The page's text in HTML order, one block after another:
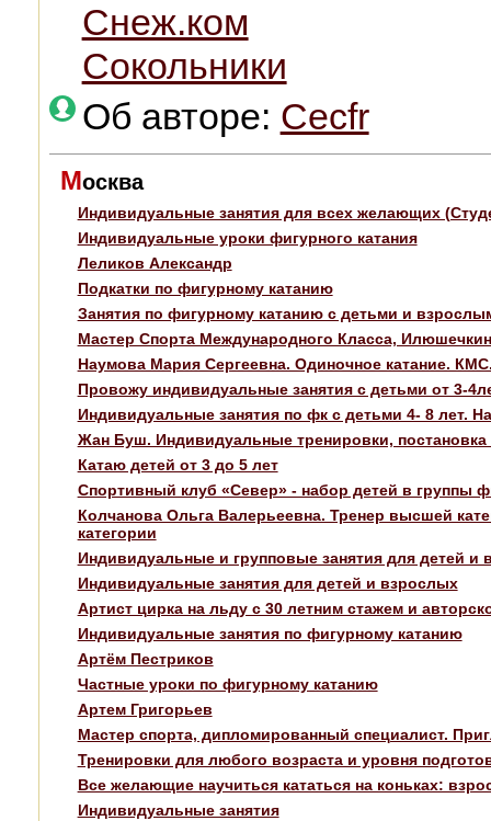
Снеж.ком
Сокольники
Об авторе: Cecfr
Москва
Индивидуальные занятия для всех желающих
Индивидуальные уроки фигурного катания
Леликов Александр
Подкатки по фигурному катанию
Занятия по фигурному катанию с детьми и
Мастер Спорта Международного Класса,
Наумова Мария Сергеевна. Одиночное катание.
Провожу индивидуальные занятия с детьми от 3-
Индивидуальные занятия по фк с детьми 4- 8 лет.
Жан Буш. Индивидуальные тренировки,
Катаю детей от 3 до 5 лет
Спортивный клуб «Север» - набор детей в группы
Колчанова Ольга Валерьеевна. Тренер высшей
категории
Индивидуальные и групповые занятия для детей и
Индивидуальные занятия для детей и взрослых
Артист цирка на льду с 30 летним стажем и
Индивидуальные занятия по фигурному катанию
Артём Пестриков
Частные уроки по фигурному катанию
Артем Григорьев
Мастер спорта, дипломированный специалист.
Тренировки для любого возраста и уровня
Все желающие научиться кататься на коньках:
Индивидуальные занятия